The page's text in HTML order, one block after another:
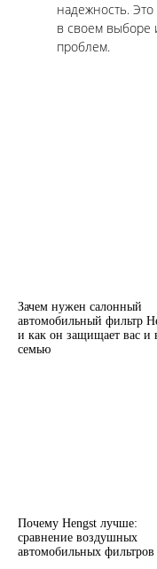
надежность. Это
в своем выборе
проблем.
Зачем нужен салонный
автомобильный фильтр
и как он защищает вас и
семью
Почему Hengst лучше:
сравнение воздушных
автомобильных фильтров